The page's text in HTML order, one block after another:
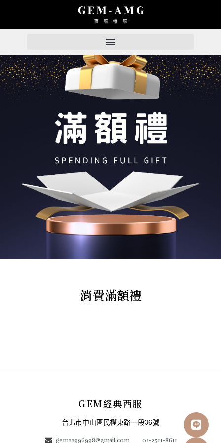
消費滿額禮
GEM經典西服
台北市中山區民權東路一段36號
gem22996998@gmail.com 02-2511-8611